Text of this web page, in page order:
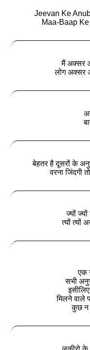
Jeevan Ke
Maa-Baap
मैं अक्सर
लोग अक्सर
बेहतर है दूसरों के
वरना जिंदगी
ज्यों
त्यों त्यों
एक
सभी
मिलने वाले
कुछ न